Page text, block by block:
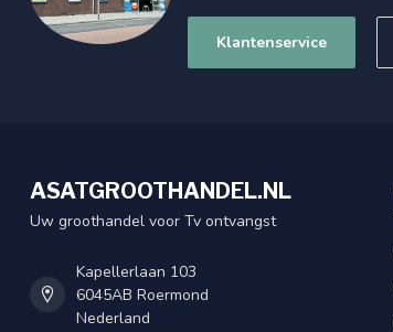
Klantenservice
ASATGROOTHANDEL.NL
Uw groothandel voor Tv ontvangst
Kapellerlaan 103
6045AB Roermond
Nederland